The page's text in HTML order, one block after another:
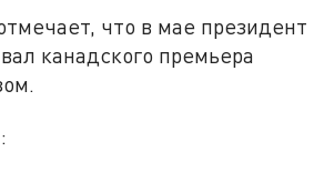
что в мае президент
канадского премьера
: